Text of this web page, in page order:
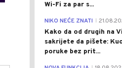
Wi-Fi za par s...
NIKO NEĆE ZNATI
Kako da od drugih na
sakrijete da pišete:
poruke bez prit...